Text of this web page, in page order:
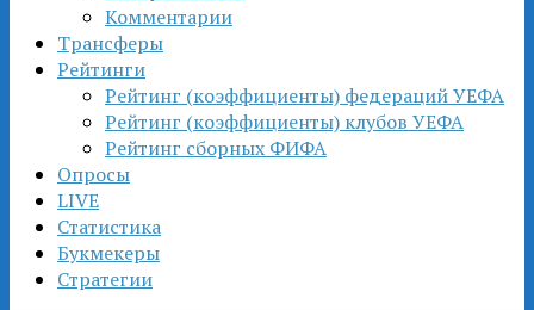
Комментарии
Трансферы
Рейтинги
Рейтинг (коэффициенты) федераций УЕФА
Рейтинг (коэффициенты) клубов УЕФА
Рейтинг сборных ФИФА
Опросы
LIVE
Статистика
Букмекеры
Стратегии